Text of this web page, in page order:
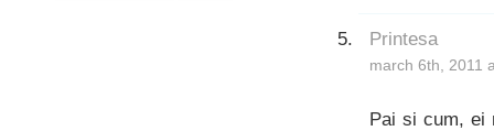
Printesa
march 6th, 2011
Pai si cum, ei